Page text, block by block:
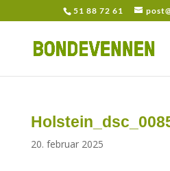
51 88 72 61
20. februar 2025